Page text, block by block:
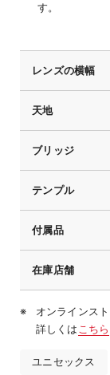
す。
レンズの横幅
天地
ブリッジ
テンプル
付属品
在庫店舗
オンラインス
詳しくは こちら
ユニセックス